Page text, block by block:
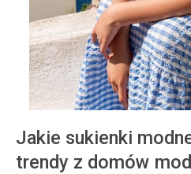
Jakie sukienki
trendy z domów